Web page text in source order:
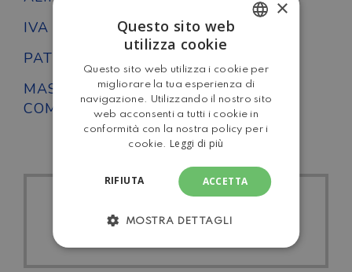
IVA DETRAIBILE No
PATENTE
MASSA
COMPLESSIVA
3500
TUTTI I CARAVANS
ENGLISH
×
Questo sito web
utilizza cookie
Questo sito web utilizza i cookie per
migliorare la tua esperienza di
navigazione. Utilizzando il nostro sito
web acconsenti a tutti i cookie in
conformità con la nostra policy per i
cookie. Leggi di più
ACCETTA
RIFIUTA
MOSTRA DETTAGLI